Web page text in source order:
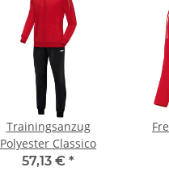
Trainingsanzug
Polyester Classico
57,13 € *